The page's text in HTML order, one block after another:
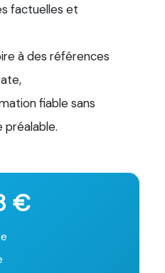
factuelles et
à des références
fiable sans
€